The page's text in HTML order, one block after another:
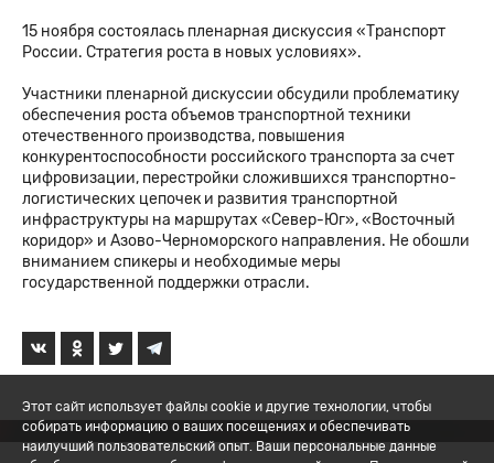
15 ноября состоялась пленарная дискуссия «Транспорт
России. Стратегия роста в новых условиях».
Участники пленарной дискуссии обсудили проблематику
обеспечения роста объемов транспортной техники
отечественного производства, повышения
конкурентоспособности российского транспорта за счет
цифровизации, перестройки сложившихся транспортно-
логистических цепочек и развития транспортной
инфраструктуры на маршрутах «Север-Юг», «Восточный
коридор» и Азово-Черноморского направления. Не обошли
вниманием спикеры и необходимые меры
государственной поддержки отрасли.
Этот сайт использует файлы cookie и другие технологии, чтобы
собирать информацию о ваших посещениях и обеспечивать
наилучший пользовательский опыт. Ваши персональные данные